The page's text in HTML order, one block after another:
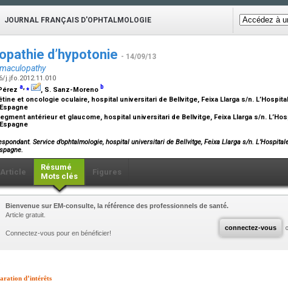
JOURNAL FRANÇAIS D'OPHTALMOLOGIE
d’hypotonie - 14/09/13
j.jfo.2012.11.010
a,⁎ , S. Sanz-Moreno b
et oncologie oculaire, hospital universitari de Bellvitge, Feixa Llarga s/n.
antérieur et glaucome, hospital universitari de Bellvitge, Feixa Llarga s/n.
Service d’ophtalmologie, hospital universitari de Bellvitge, Feixa Llarga s/n.
Article
Résumé
Mots clés
Figures
connectez-vous
Bienvenue sur EM-consulte, la référence des professionnels de santé.
Article gratuit.
Connectez-vous pour en bénéficier!
d’intérêts